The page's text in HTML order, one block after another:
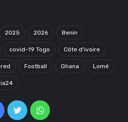
2025 2026 Benin
covid-19 Togo Côte d'ivoire
Football Ghana Lomé
TwitterWhatsApp